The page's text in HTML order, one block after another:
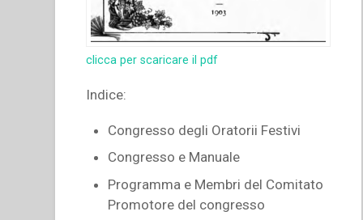
clicca per scaricare il pdf
Indice:
Congresso degli Oratorii Festivi
Congresso e Manuale
Programma e Membri del Comitato
Promotore del congresso